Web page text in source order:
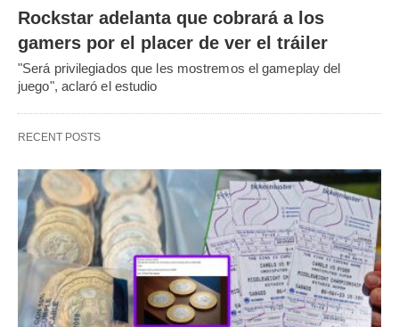
Rockstar adelanta que cobrará a los
gamers por el placer de ver el tráiler
"Será privilegiados que les mostremos el gameplay del
juego", aclaró el estudio
RECENT POSTS